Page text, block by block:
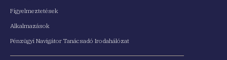
Figyelmeztetések
Alkalmazások
Pénzügyi Navigátor Tanácsadó Irodahálózat